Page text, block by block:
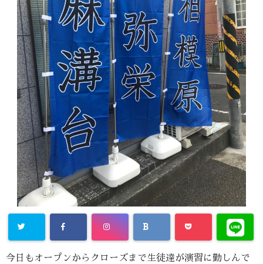
今日もオープンからクローズまで生徒達が演習に勤しんで